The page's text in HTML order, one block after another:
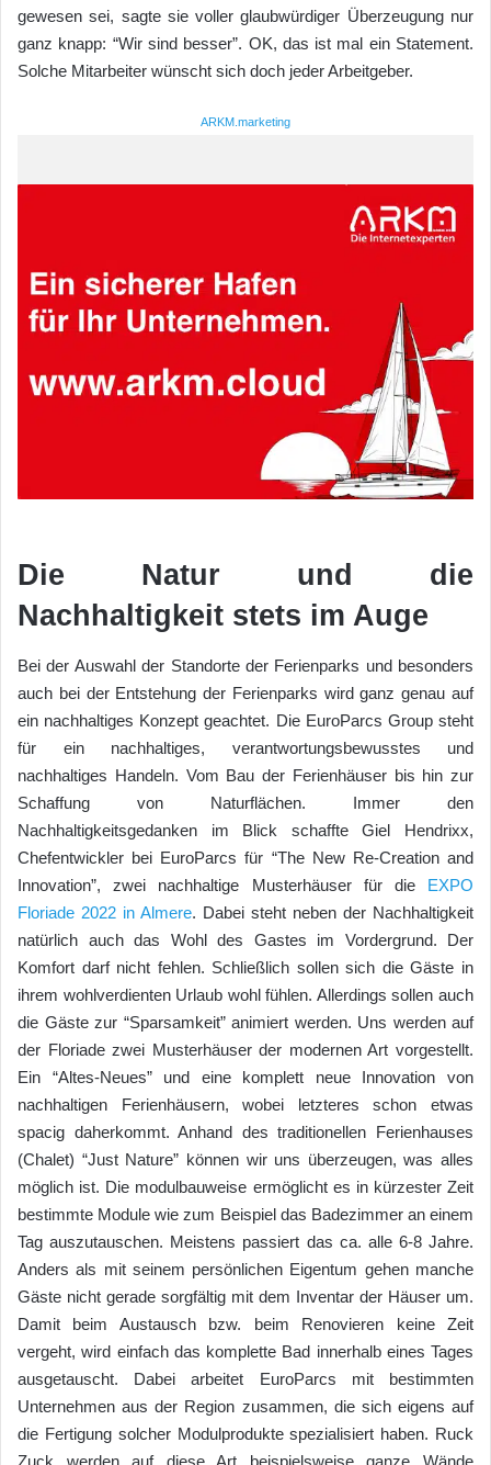
gewesen sei, sagte sie voller glaubwürdiger Überzeugung nur
ganz knapp: “Wir sind besser”. OK, das ist mal ein Statement.
Solche Mitarbeiter wünscht sich doch jeder Arbeitgeber.
ARKM.marketing
Die Natur und die
Nachhaltigkeit stets im Auge
Bei der Auswahl der Standorte der Ferienparks und besonders
auch bei der Entstehung der Ferienparks wird ganz genau auf
ein nachhaltiges Konzept geachtet. Die EuroParcs Group steht
für ein nachhaltiges, verantwortungsbewusstes und
nachhaltiges Handeln. Vom Bau der Ferienhäuser bis hin zur
Schaffung von Naturflächen. Immer den
Nachhaltigkeitsgedanken im Blick schaffte Giel Hendrixx,
Chefentwickler bei EuroParcs für “The New Re-Creation and
Innovation”, zwei nachhaltige Musterhäuser für die EXPO
Floriade 2022 in Almere. Dabei steht neben der Nachhaltigkeit
natürlich auch das Wohl des Gastes im Vordergrund. Der
Komfort darf nicht fehlen. Schließlich sollen sich die Gäste in
ihrem wohlverdienten Urlaub wohl fühlen. Allerdings sollen auch
die Gäste zur “Sparsamkeit” animiert werden. Uns werden auf
der Floriade zwei Musterhäuser der modernen Art vorgestellt.
Ein “Altes-Neues” und eine komplett neue Innovation von
nachhaltigen Ferienhäusern, wobei letzteres schon etwas
spacig daherkommt. Anhand des traditionellen Ferienhauses
(Chalet) “Just Nature” können wir uns überzeugen, was alles
möglich ist. Die modulbauweise ermöglicht es in kürzester Zeit
bestimmte Module wie zum Beispiel das Badezimmer an einem
Tag auszutauschen. Meistens passiert das ca. alle 6-8 Jahre.
Anders als mit seinem persönlichen Eigentum gehen manche
Gäste nicht gerade sorgfältig mit dem Inventar der Häuser um.
Damit beim Austausch bzw. beim Renovieren keine Zeit
vergeht, wird einfach das komplette Bad innerhalb eines Tages
ausgetauscht. Dabei arbeitet EuroParcs mit bestimmten
Unternehmen aus der Region zusammen, die sich eigens auf
die Fertigung solcher Modulprodukte spezialisiert haben. Ruck
Zuck werden auf diese Art beispielsweise ganze Wände